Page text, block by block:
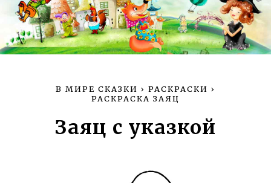
В МИРЕ СКАЗКИ › РАСКРАСКИ ›
РАСКРАСКА ЗАЯЦ
Заяц с указкой